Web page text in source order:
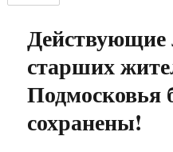
Действующие
старших
Подмосковья
сохранены!